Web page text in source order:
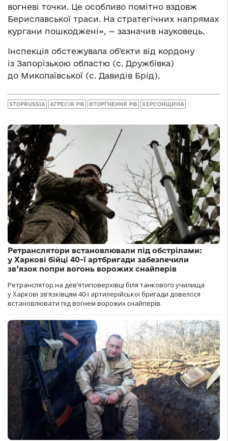
вогневі точки. Це особливо помітно вздовж
Бериславської траси. На стратегічних напрямах
кургани пошкоджені», — зазначив науковець.
Інспекція обстежувала об’єкти від кордону
із Запорізькою областю (с. Дружбівка)
до Миколаївської (с. Давидів Брід).
STOPRUSSIA АГРЕСІЯ РФ ВТОРГНЕННЯ РФ ХЕРСОНЩИНА
Ретранслятори встановлювали під обстрілами:
у Харкові бійці 40-ї артбригади забезпечили
зв’язок попри вогонь ворожих снайперів
Ретранслятор на дев’ятиповерхівці біля танкового училища
у Харкові зв’язківцям 40-ї артилерійської бригади довелося
встановлювати під вогнем ворожих снайперів.